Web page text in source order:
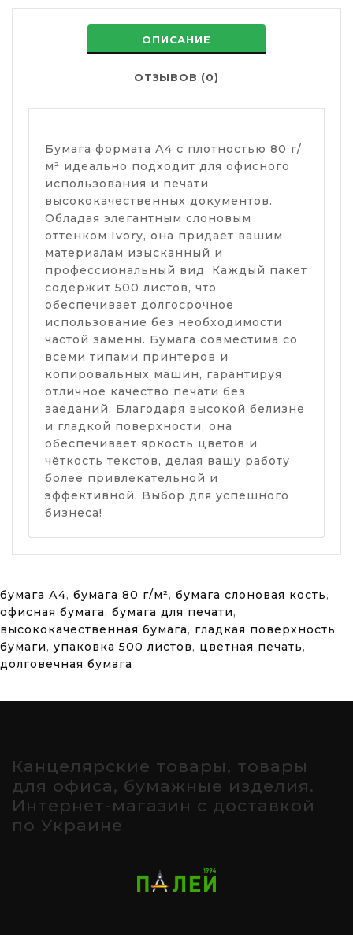
ОПИСАНИЕ
ОТЗЫВОВ (0)
Бумага формата А4 с плотностью 80 г/
м² идеально подходит для офисного
использования и печати
высококачественных документов.
Обладая элегантным слоновым
оттенком Ivory, она придаёт вашим
материалам изысканный и
профессиональный вид. Каждый пакет
содержит 500 листов, что
обеспечивает долгосрочное
использование без необходимости
частой замены. Бумага совместима со
всеми типами принтеров и
копировальных машин, гарантируя
отличное качество печати без
заеданий. Благодаря высокой белизне
и гладкой поверхности, она
обеспечивает яркость цветов и
чёткость текстов, делая вашу работу
более привлекательной и
эффективной. Выбор для успешного
бизнеса!
бумага А4, бумага 80 г/м², бумага слоновая кость,
офисная бумага, бумага для печати,
высококачественная бумага, гладкая поверхность
бумаги, упаковка 500 листов, цветная печать,
долговечная бумага
Канцелярские товары, товары
для офиса, бумажные изделия.
Интернет-магазин с доставкой
по Украине